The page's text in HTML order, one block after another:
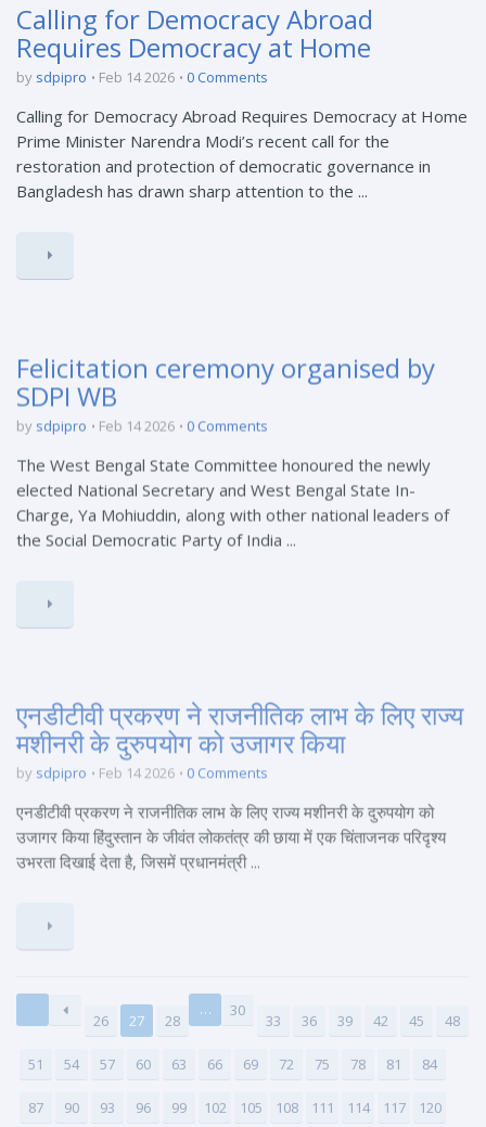
Calling for Democracy Abroad
Requires Democracy at Home
by sdpipro Feb 14 2026 0 Comments
Calling for Democracy Abroad Requires Democracy at Home
Prime Minister Narendra Modi’s recent call for the
restoration and protection of democratic governance in
Bangladesh has drawn sharp attention to the ...
Felicitation ceremony organised by
SDPI WB
by sdpipro Feb 14 2026 0 Comments
The West Bengal State Committee honoured the newly
elected National Secretary and West Bengal State In-
Charge, Ya Mohiuddin, along with other national leaders of
the Social Democratic Party of India ...
एनडीटीवी प्रकरण ने राजनीतिक लाभ के लिए राज्य
मशीनरी के दुरुपयोग को उजागर किया
by sdpipro Feb 14 2026 0 Comments
एनडीटीवी प्रकरण ने राजनीतिक लाभ के लिए राज्य मशीनरी के दुरुपयोग को
उजागर किया हिंदुस्तान के जीवंत लोकतंत्र की छाया में एक चिंताजनक परिदृश्य
उभरता दिखाई देता है, जिसमें प्रधानमंत्री ...
26 27 28
… 30
33 36 39 42 45 48
51 54 57 60 63 66 69 72 75 78 81 84
87 90 93 96 99 102 105 108 111 114 117 120